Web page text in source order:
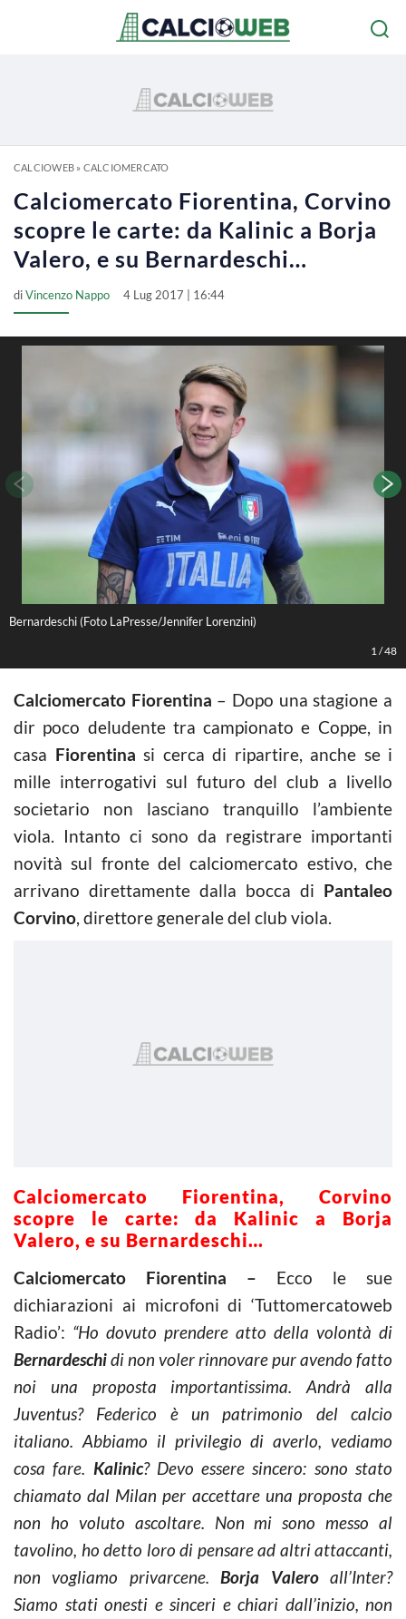
CALCIOWEB» CALCIOMERCATO
Calciomercato Fiorentina, Corvino
scopre le carte: da Kalinic a Borja
Valero, e su Bernardeschi…
diVincenzo Nappo 4 Lug 2017 | 16:44
Bernardeschi (Foto LaPresse/Jennifer Lorenzini)
1 /48
Calciomercato Fiorentina – Dopo una stagione a
dir poco deludente tra campionato e Coppe, in
casa Fiorentina si cerca di ripartire, anche se i
mille interrogativi sul futuro del club a livello
societario non lasciano tranquillo l’ambiente
viola. Intanto ci sono da registrare importanti
novità sul fronte del calciomercato estivo, che
arrivano direttamente dalla bocca di Pantaleo
Corvino, direttore generale del club viola.
Calciomercato Fiorentina, Corvino
scopre le carte: da Kalinic a Borja
Valero, e su Bernardeschi…
Calciomercato Fiorentina – Ecco le sue
dichiarazioni ai microfoni di ‘Tuttomercatoweb
Radio’: “Ho dovuto prendere atto della volontà di
Bernardeschidi non voler rinnovare pur avendo fatto
noi una proposta importantissima. Andrà alla
Juventus? Federico è un patrimonio del calcio
italiano. Abbiamo il privilegio di averlo, vediamo
cosa fare. Kalinic? Devo essere sincero: sono stato
chiamato dal Milan per accettare una proposta che
non ho voluto ascoltare. Non mi sono messo al
tavolino, ho detto loro di pensare ad altri attaccanti,
non vogliamo privarcene.Borja Valeroall’Inter?
Siamo stati onesti e sinceri e chiari dall’inizio, non